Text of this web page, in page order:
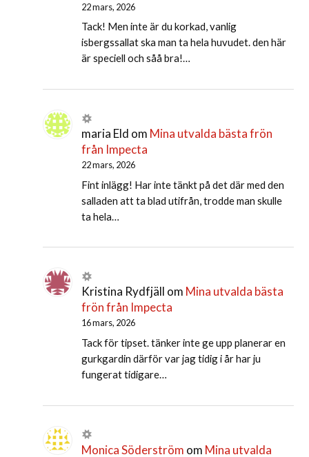
22 mars, 2026
Tack! Men inte är du korkad, vanlig
isbergssallat ska man ta hela huvudet. den här
är speciell och såå bra!…
maria Eld om Mina utvalda bästa frön
från Impecta
22 mars, 2026
Fint inlägg! Har inte tänkt på det där med den
salladen att ta blad utifrån, trodde man skulle
ta hela…
Kristina Rydfjäll om Mina utvalda bästa
frön från Impecta
16 mars, 2026
Tack för tipset. tänker inte ge upp planerar en
gurkgardin därför var jag tidig i år har ju
fungerat tidigare…
Monica Söderström om Mina utvalda